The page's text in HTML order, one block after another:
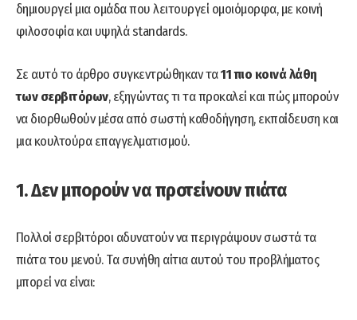
δημιουργεί μια ομάδα που λειτουργεί ομοιόμορφα, με κοινή
φιλοσοφία και υψηλά standards.
Σε αυτό το άρθρο συγκεντρώθηκαν τα11 πιο κοινά λάθη
των σερβιτόρων, εξηγώντας τι τα προκαλεί και πώς μπορούν
να διορθωθούν μέσα από σωστή καθοδήγηση, εκπαίδευση και
μια κουλτούρα επαγγελματισμού.
1. Δεν μπορούν να προτείνουν πιάτα
Πολλοί σερβιτόροι αδυνατούν να περιγράψουν σωστά τα
πιάτα του μενού. Τα συνήθη αίτια αυτού του προβλήματος
μπορεί να είναι: